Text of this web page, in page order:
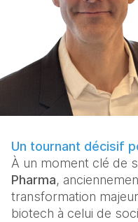
Un tournant décisif
À un moment clé de
Pharma,
transformation
biotech à celui de